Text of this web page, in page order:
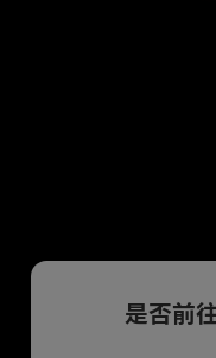
是否前